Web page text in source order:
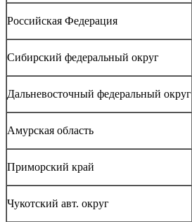
Российская Федерация
Сибирский федеральный округ
Дальневосточный федеральный округ
Амурская область
Приморский край
Чукотский авт. округ